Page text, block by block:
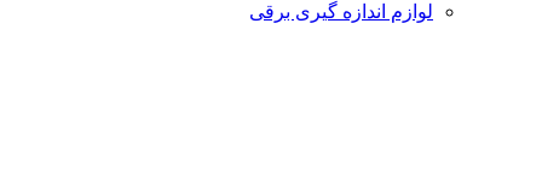
لوازم اندازه گيرى برقى